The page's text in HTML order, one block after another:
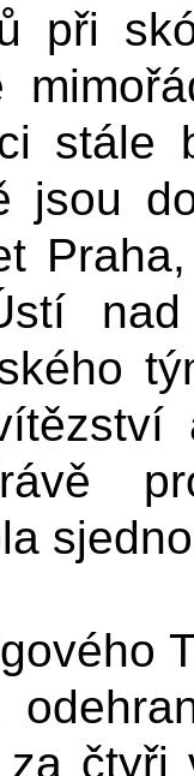
při
stále
jsou